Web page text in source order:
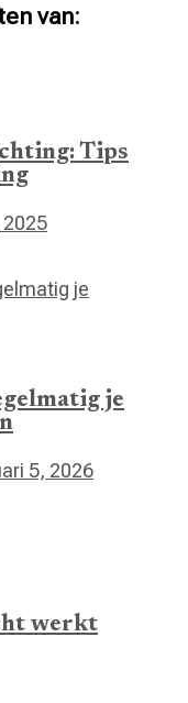
van:
Tips
je
5, 2026
werkt